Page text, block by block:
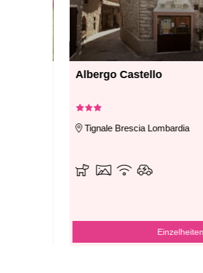
Albergo Castello
Tignale Brescia Lombardia
Einzelheiten